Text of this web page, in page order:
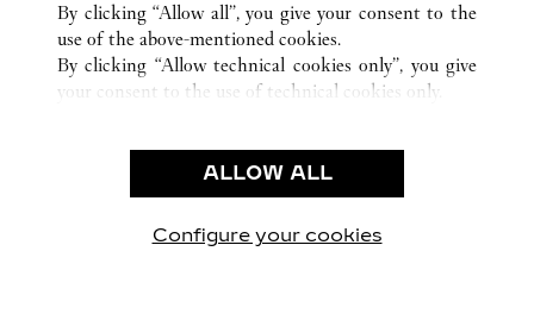
OUR COMPANY
CAREERS
FIND A BOUTIQUE
PRIVACY POLICY
CONDITIONS OF SALE
By clicking “Allow all”, you give your consent to the
use of the above-mentioned cookies.
By clicking “Allow technical cookies only”, you give
your consent to the use of technical cookies only.
ALLOW ALL
Configure your cookies